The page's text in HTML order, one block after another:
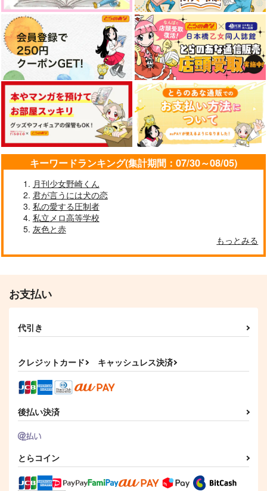
キーワードランキング(集計期間：07/30～08/05)
月刊少女野崎くん
君が言うには犬の恋
私の愛する圧制者
私立メロ高等学校
灰色と赤
もっとみる
お支払い
代引き
クレジットカード キャッシュレス決済
後払い決済
とらコイン